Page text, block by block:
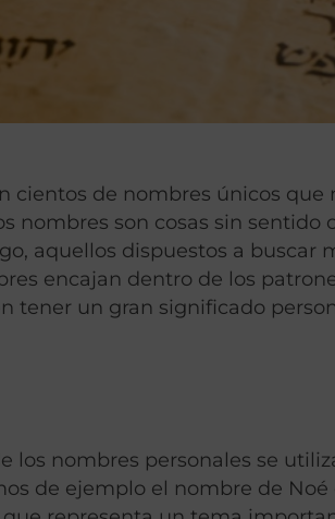
cientos de nombres únicos que
nombres son cosas sin sentido
aquellos dispuestos a buscar
encajan dentro de los
tener un gran significado
los nombres personales se
de ejemplo el nombre de Noé